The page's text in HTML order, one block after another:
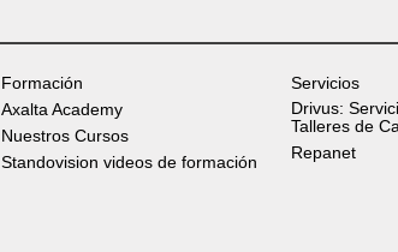
Formación
Axalta Academy
Nuestros Cursos
Standovision videos de formación
Servicios
Drivus:
Talleres de
Repanet